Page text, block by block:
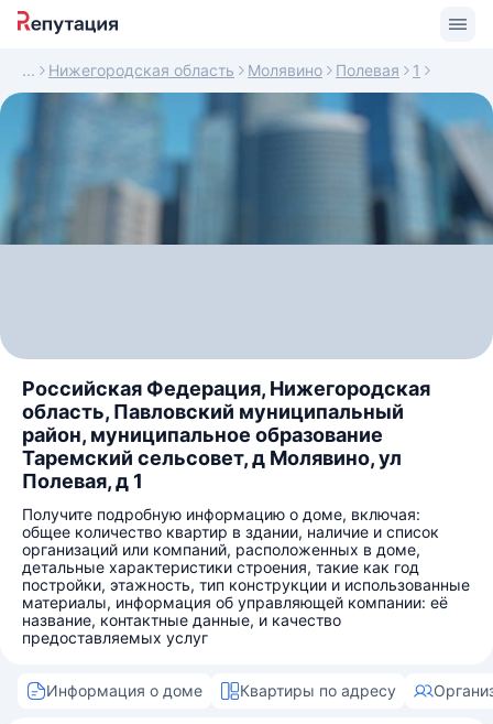
Нижегородская область Молявино Полевая 1
Российская Федерация, Нижегородская
область, Павловский муниципальный
район, муниципальное образование
Таремский сельсовет, д Молявино, ул
Полевая, д 1
Получите подробную информацию о доме, включая:
общее количество квартир в здании, наличие и список
организаций или компаний, расположенных в доме,
детальные характеристики строения, такие как год
постройки, этажность, тип конструкции и использованные
материалы, информация об управляющей компании: её
название, контактные данные, и качество
предоставляемых услуг
Информация о доме Квартиры по адресу